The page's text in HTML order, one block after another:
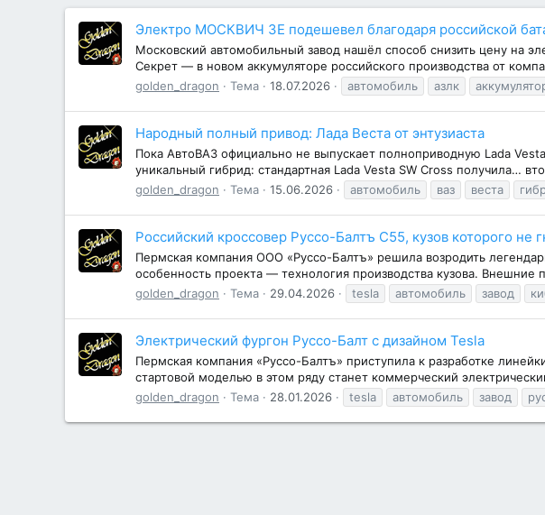
Электро МОСКВИЧ 3Е подешевел благодаря российской
Московский автомобильный завод нашёл способ снизить цену на
Секрет — в новом аккумуляторе российского производства от
golden_dragon
Тема 18.07.2026 автомобиль азлк
Народный полный привод: Лада Веста от энтузиаста
Пока АвтоВАЗ официально не выпускает полноприводную Lada
уникальный гибрид: стандартная Lada Vesta SW Cross получила…
golden_dragon
Тема 15.06.2026 автомобиль ваз веста
Российский кроссовер Руссо-Балтъ С55, кузов которого не
Пермская компания ООО «Руссо-Балтъ» решила возродить
особенность проекта — технология производства кузова.
golden_dragon
Тема 29.04.2026 tesla автомобиль завод
Электрический фургон Руссо-Балт с дизайном Tesla
Пермская компания «Руссо-Балтъ» приступила к разработке
стартовой моделью в этом ряду станет коммерческий
golden_dragon
Тема 28.01.2026 tesla автомобиль завод